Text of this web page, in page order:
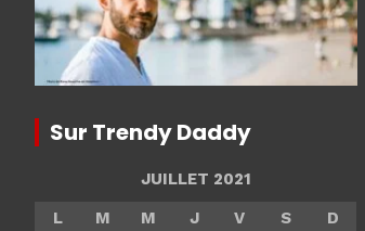
Sur Trendy Daddy
JUILLET 2021
L
M M J V S
D